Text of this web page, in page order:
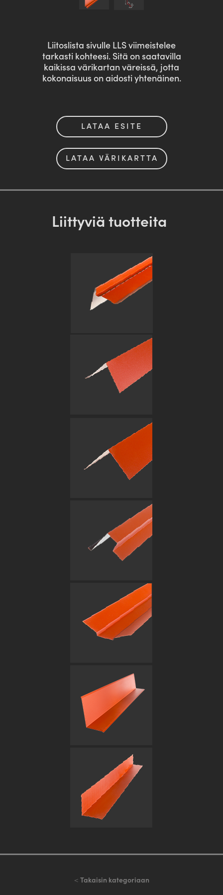
Liitoslista sivulle LLS viimeistelee
tarkasti kohteesi. Sitä on saatavilla
kaikissa värikartan väreissä, jotta
kokonaisuus on aidosti yhtenäinen.
LATAA ESITE
LATAA VÄRIKARTTA
Liittyviä tuotteita
< Takaisin kategoriaan